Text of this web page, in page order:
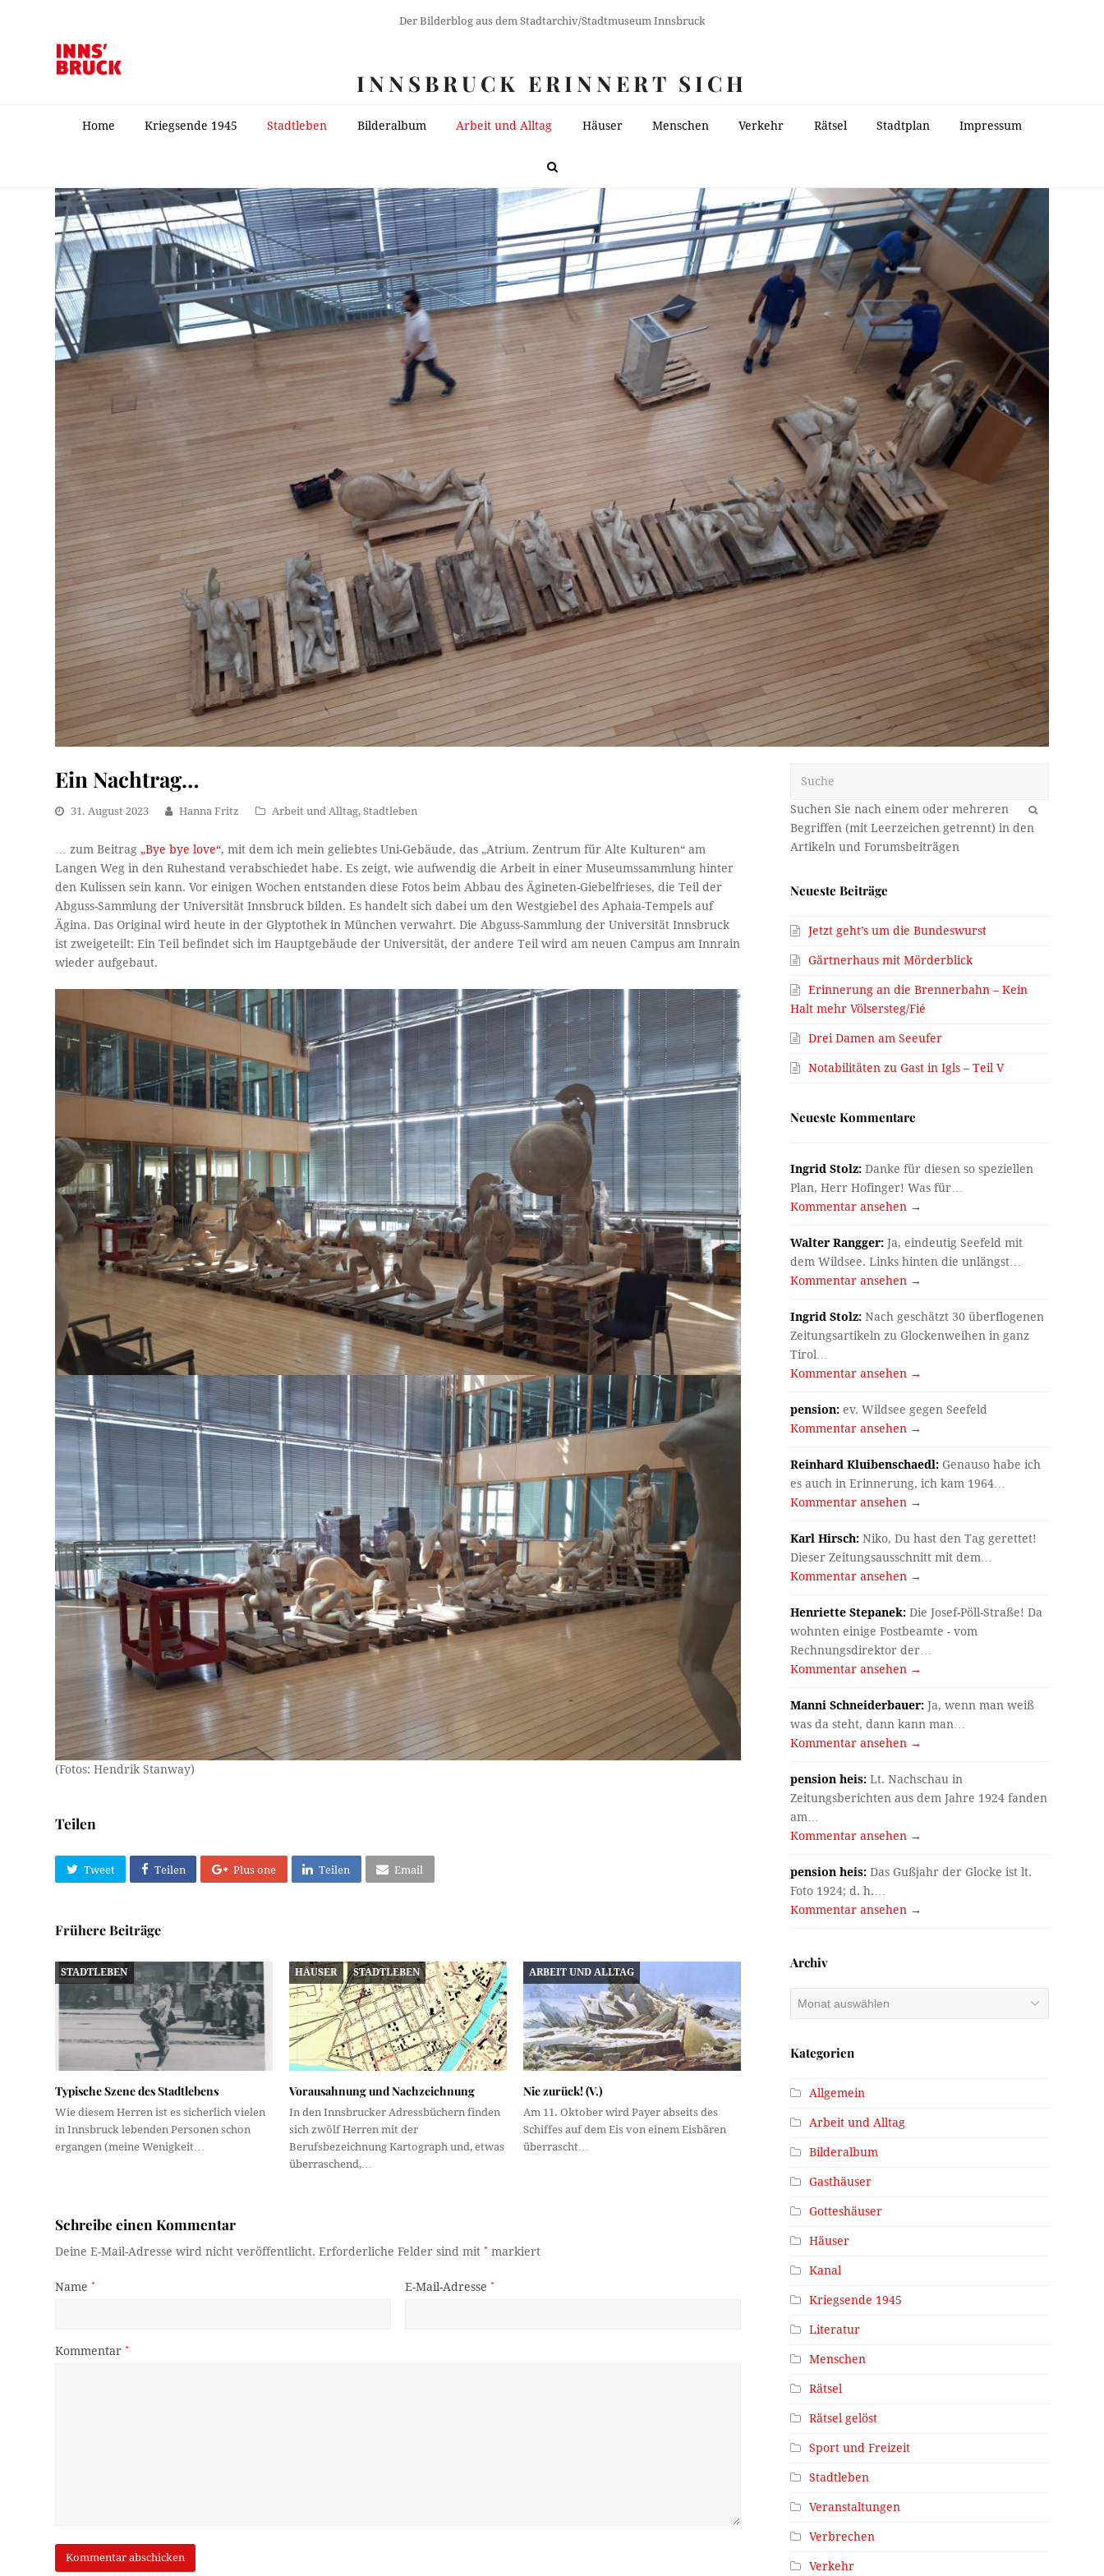
Der Bilderblog aus dem Stadtarchiv/Stadtmuseum Innsbruck
INNSBRUCK ERINNERT SICH
Home Kriegsende 1945 Stadtleben Bilderalbum Arbeit und Alltag Häuser Menschen Verkehr Rätsel Stadtplan Impressum
Ein Nachtrag…
31. August 2023 Hanna Fritz Arbeit und Alltag,Stadtleben
… zum Beitrag„Bye bye love“, mit dem ich mein geliebtes Uni-Gebäude, das „Atrium. Zentrum für Alte Kulturen“ am
Langen Weg in den Ruhestand verabschiedet habe. Es zeigt, wie aufwendig die Arbeit in einer Museumssammlung hinter
den Kulissen sein kann. Vor einigen Wochen entstanden diese Fotos beim Abbau des Ägineten-Giebelfrieses, die Teil der
Abguss-Sammlung der Universität Innsbruck bilden. Es handelt sich dabei um den Westgiebel des Aphaia-Tempels auf
Ägina. Das Original wird heute in der Glyptothek in München verwahrt. Die Abguss-Sammlung der Universität Innsbruck
ist zweigeteilt: Ein Teil befindet sich im Hauptgebäude der Universität, der andere Teil wird am neuen Campus am Innrain
wieder aufgebaut.
(Fotos: Hendrik Stanway)
Teilen
Tweet Teilen Plus one Teilen Email
Frühere Beiträge
STADTLEBEN
Typische Szene des Stadtlebens
Wie diesem Herren ist es sicherlich vielen
in Innsbruck lebenden Personen schon
ergangen (meine Wenigkeit…
HÄUSER STADTLEBEN
Vorausahnung und Nachzeichnung
In den Innsbrucker Adressbüchern finden
sich zwölf Herren mit der
Berufsbezeichnung Kartograph und, etwas
überraschend,…
ARBEIT UND ALLTAG
Nie zurück! (V.)
Am 11. Oktober wird Payer abseits des
Schiffes auf dem Eis von einem Eisbären
überrascht…
Schreibe einen Kommentar
Deine E-Mail-Adresse wird nicht veröffentlicht. Erforderliche Felder sind mit* markiert
Name* E-Mail-Adresse *
Kommentar*
OK
Neueste Beiträge
Jetzt geht’s um die Bundeswurst
Gärtnerhaus mit Mörderblick
Erinnerung an die Brennerbahn – Kein
Halt mehr Völsersteg/Fié
Drei Damen am Seeufer
Notabilitäten zu Gast in Igls – Teil V
Neueste Kommentare
Ingrid Stolz: Danke für diesen so speziellen
Plan, Herr Hofinger! Was für…
Kommentar ansehen →
Walter Rangger: Ja, eindeutig Seefeld mit
dem Wildsee. Links hinten die unlängst…
Kommentar ansehen →
Ingrid Stolz: Nach geschätzt 30 überflogenen
Zeitungsartikeln zu Glockenweihen in ganz
Tirol…
Kommentar ansehen →
pension: ev. Wildsee gegen Seefeld
Kommentar ansehen →
Reinhard Kluibenschaedl: Genauso habe ich
es auch in Erinnerung, ich kam 1964…
Kommentar ansehen →
Karl Hirsch: Niko, Du hast den Tag gerettet!
Dieser Zeitungsausschnitt mit dem…
Kommentar ansehen →
Henriette Stepanek: Die Josef-Pöll-Straße! Da
wohnten einige Postbeamte - vom
Rechnungsdirektor der…
Kommentar ansehen →
Manni Schneiderbauer: Ja, wenn man weiß
was da steht, dann kann man…
Kommentar ansehen →
pension heis: Lt. Nachschau in
Zeitungsberichten aus dem Jahre 1924 fanden
am…
Kommentar ansehen →
pension heis: Das Gußjahr der Glocke ist lt.
Foto 1924; d. h.…
Kommentar ansehen →
Archiv
Kategorien
Allgemein
Arbeit und Alltag
Bilderalbum
Gasthäuser
Gotteshäuser
Häuser
Kanal
Kriegsende 1945
Literatur
Menschen
Rätsel
Rätsel gelöst
Sport und Freizeit
Stadtleben
Veranstaltungen
Verbrechen
Verkehr